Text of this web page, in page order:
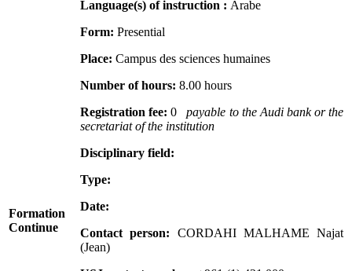
Formation
Continue
Language(s) of instruction : Arabe
Form: Presential
Place: Campus des sciences humaines
Number of hours: 8.00 hours
Registration fee:0payable to the Audi bank or the
secretariat of the institution
Disciplinary field:
Type:
Date:
Contact person: CORDAHI MALHAME Najat
(Jean)